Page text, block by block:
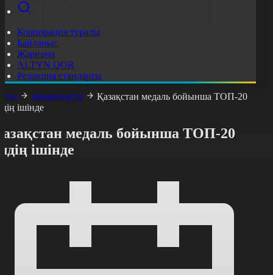
Корпорация туралы
Байланыс
Жарнама
ALTYN QOR
Редакция стандарты
Жаңалықтар
Қазақстан медаль бойынша ТОП-20
ішінде
медаль бойынша ТОП-20
ішінде